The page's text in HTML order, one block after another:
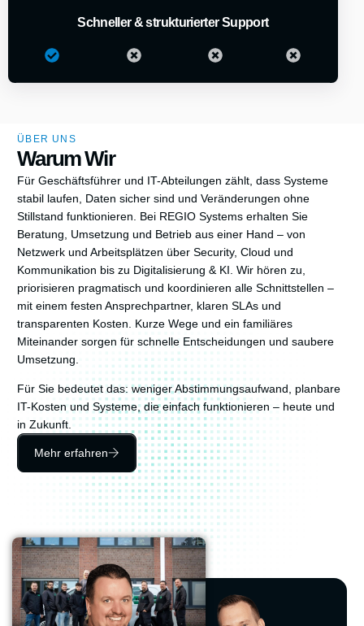
Schneller & strukturierter Support
ÜBER UNS
Warum Wir
Für Geschäftsführer und IT-Abteilungen zählt, dass Systeme
stabil laufen, Daten sicher sind und Veränderungen ohne
Stillstand funktionieren. Bei REGIO Systems erhalten Sie
Beratung, Umsetzung und Betrieb aus einer Hand – von
Netzwerk und Arbeitsplätzen über Security, Cloud und
Kommunikation bis zu Digitalisierung & KI. Wir hören zu,
priorisieren pragmatisch und koordinieren alle Schnittstellen –
mit einem festen Ansprechpartner, klaren SLAs und
transparenten Kosten. Kurze Wege und ein familiäres
Miteinander sorgen für schnelle Entscheidungen und saubere
Umsetzung.
Für Sie bedeutet das: weniger Abstimmungsaufwand, planbare
IT-Kosten und Systeme, die einfach funktionieren – heute und
in Zukunft.
Mehr erfahren